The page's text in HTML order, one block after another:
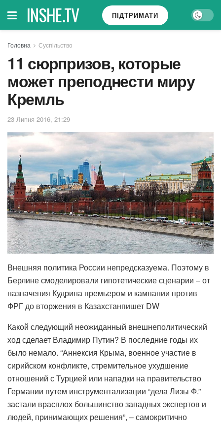
INSHE.TV ПІДТРИМАТИ
Головна Суспільство
11 сюрпризов, которые
может преподнести миру
Кремль
23 Липня 2016, 21:29
Внешняя политика России непредсказуема. Поэтому в
Берлине смоделировали гипотетические сценарии – от
назначения Кудрина премьером и кампании против
ФРГ до вторжения в Казахстанпишет DW
Какой следующий неожиданный внешнеполитический
ход сделает Владимир Путин? В последние годы их
было немало. “Аннексия Крыма, военное участие в
сирийском конфликте, стремительное ухудшение
отношений с Турцией или нападки на правительство
Германии путем инструментализации “дела Лизы Ф.”
застали врасплох большинство западных экспертов и
людей, принимающих решения”, – самокритично